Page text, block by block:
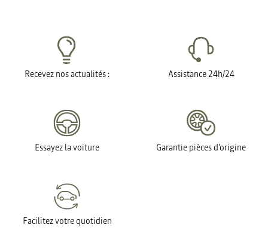
Recevez nos actualités : Assistance 24h/24
Essayez la voiture Garantie pièces d'origine
Facilitez votre quotidien